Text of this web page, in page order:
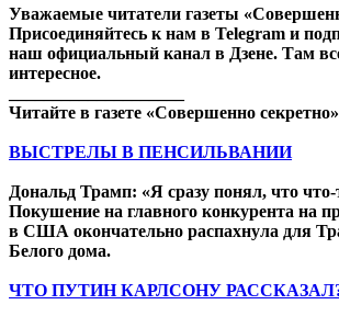
Уважаемые читатели газеты
Присоединяйтесь к нам в Telegram и
наш официальный канал в Дзене. Там
интересное.
Читайте в газете «Совершенно
ВЫСТРЕЛЫ В ПЕНСИЛЬВАНИИ
Дональд Трамп: «Я сразу понял, что
Покушение на главного конкурента на
в США окончательно распахнула для
Белого дома.
ЧТО ПУТИН КАРЛСОНУ